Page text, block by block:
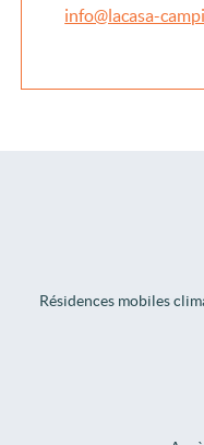
Résidences mobiles
info@lacasa-